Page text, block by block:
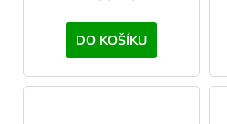
DO KOŠÍKU